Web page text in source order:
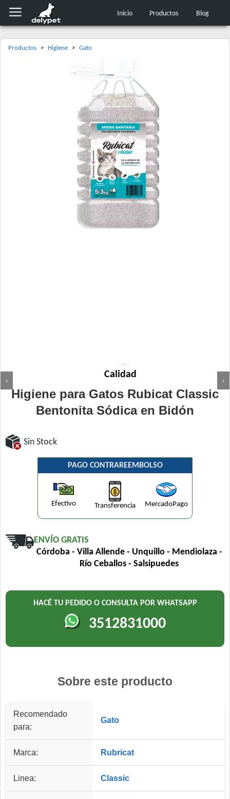
Inicio Productos Blog
Productos > Higiene > Gato
‹ ›
Calidad
Higiene para Gatos Rubicat Classic
Bentonita Sódica en Bidón
Sin Stock
PAGO CONTRAREEMBOLSO
Efectivo Transferencia MercadoPago
ENVÍO GRATIS
Córdoba - Villa Allende - Unquillo - Mendiolaza -
Río Ceballos - Salsipuedes
HACÉ TU PEDIDO O CONSULTA POR WHATSAPP
3512831000
Sobre este producto
Recomendado
para:
Gato
Marca: Rubricat
Linea: Classic